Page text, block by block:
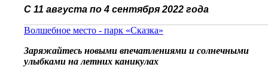
С 11 августа по 4 сентября 2022 года
Волшебное место - парк «Сказка»
Заряжайтесь новыми впечатлениями и солнечными
улыбками на летних каникулах